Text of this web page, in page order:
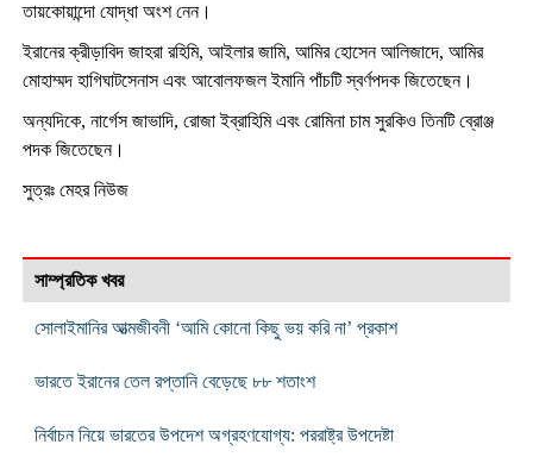
তায়কোয়ান্দো যোদ্ধা অংশ নেন।
ইরানের ক্রীড়াবিদ জাহরা রহিমি, আইলার জামি, আমির হোসেন আলিজাদে, আমির
মোহাম্মদ হাগিঘাটসেনাস এবং আবোলফজল ইমানি পাঁচটি স্বর্ণপদক জিতেছেন।
অন্যদিকে, নার্গেস জাভাদি, রোজা ইব্রাহিমি এবং রোমিনা চাম সুরকিও তিনটি ব্রোঞ্জ
পদক জিতেছেন।
সুত্রঃ মেহর নিউজ
সাম্প্রতিক খবর
সোলাইমানির আত্মজীবনী ‘আমি কোনো কিছু ভয় করি না’ প্রকাশ
ভারতে ইরানের তেল রপ্তানি বেড়েছে ৮৮ শতাংশ
নির্বাচন নিয়ে ভারতের উপদেশ অগ্রহণযোগ্য: পররাষ্ট্র উপদেষ্টা